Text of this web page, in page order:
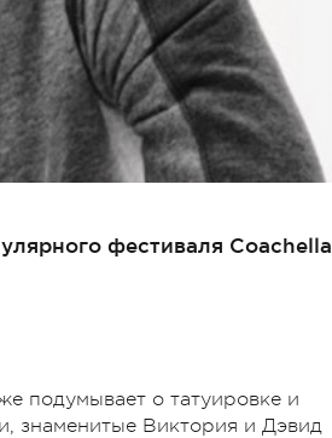
фестиваля Coachella
подумывает о татуировке и
знаменитые Виктория и Дэвид